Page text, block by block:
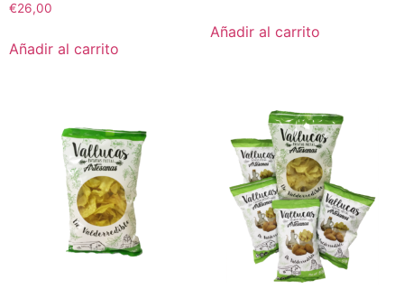
€26,00
Añadir al carrito
Añadir al carrito